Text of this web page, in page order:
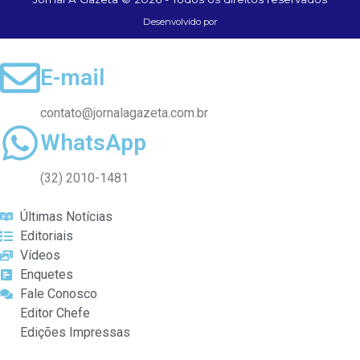
Desenvolvido por
E-mail
contato@jornalagazeta.com.br
WhatsApp
(32) 2010-1481
Últimas Notícias
Editoriais
Vídeos
Enquetes
Fale Conosco
Editor Chefe
Edições Impressas